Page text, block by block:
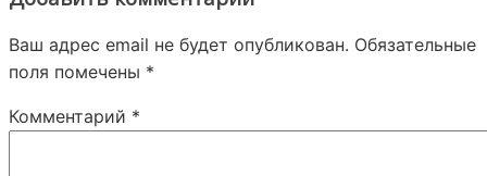
Ваш адрес email не будет опубликован. Обязательные
поля помечены *
Комментарий *